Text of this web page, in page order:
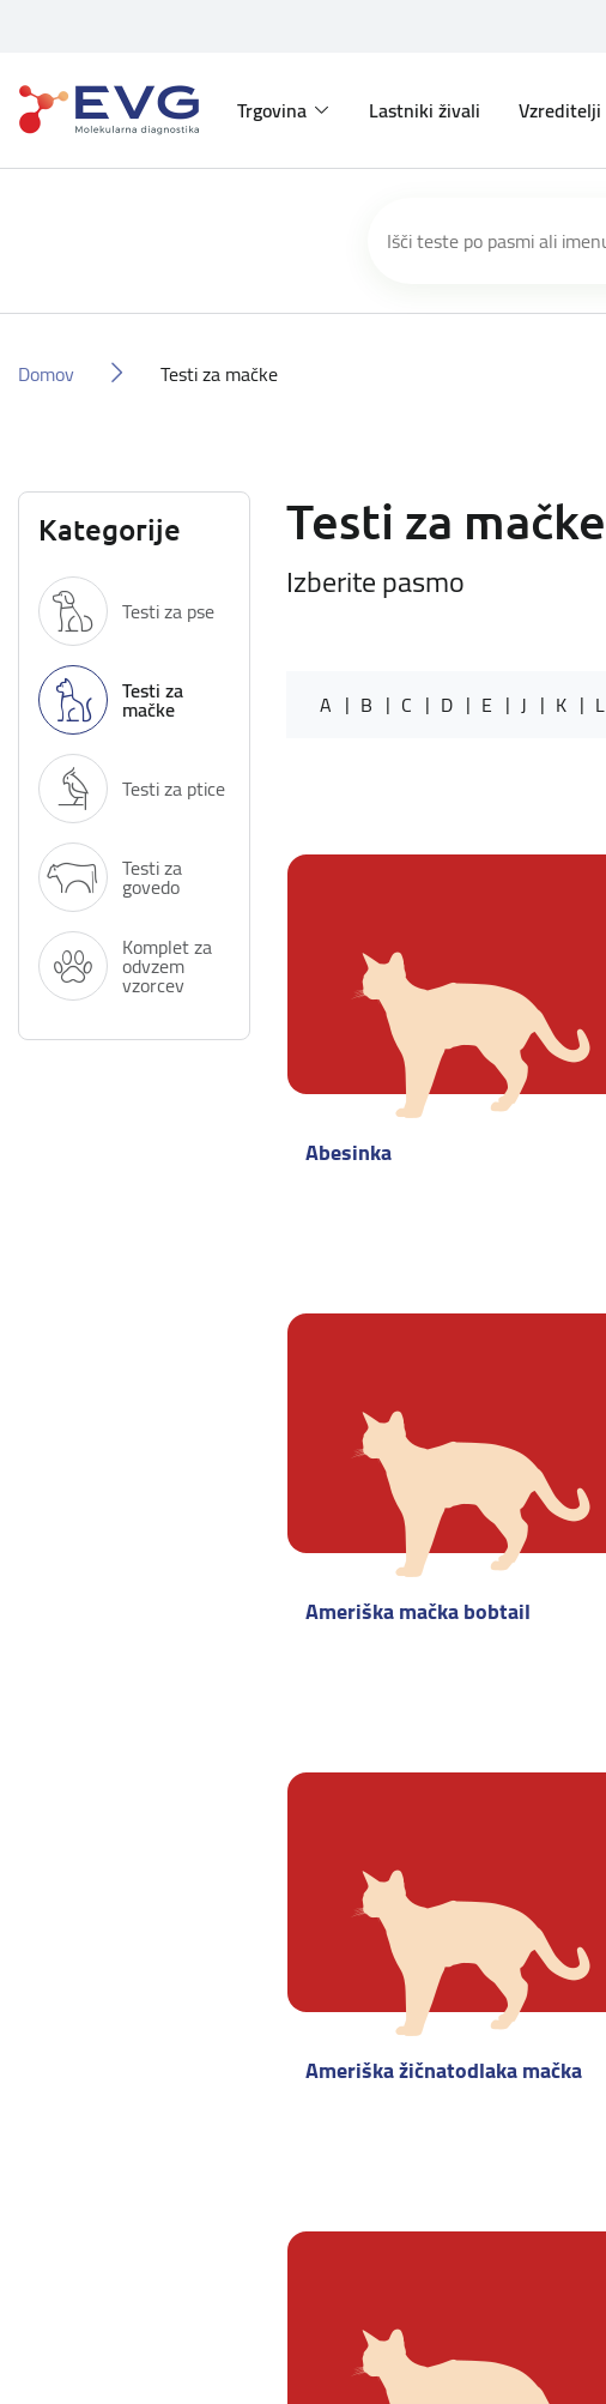
Trgovina Lastniki živali Vzreditelji
Domov Testi za mačke
Kategorije
Testi za pse
Testi za
mačke
Testi za ptice
Testi za
govedo
Komplet za
odvzem
vzorcev
Testi za mačke
Izberite pasmo
A B C D E J K L
Abesinka
Ameriška mačka bobtail
Ameriška žičnatodlaka mačka